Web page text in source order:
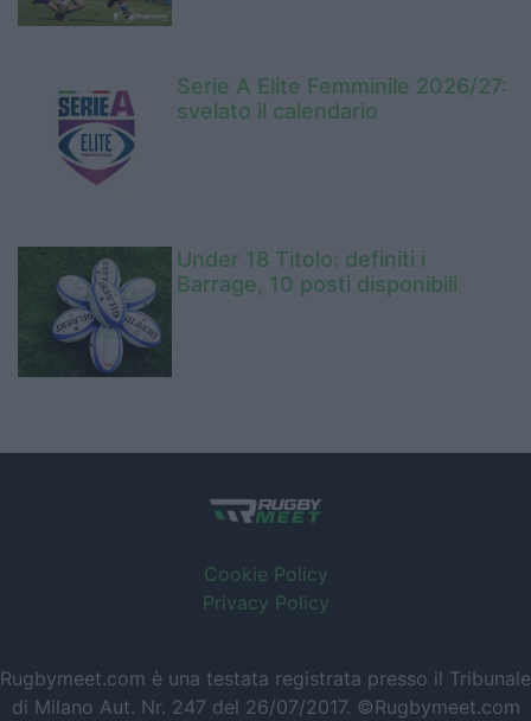
Serie A Elite Femminile 2026/27:
svelato il calendario
Under 18 Titolo: definiti i
Barrage, 10 posti disponibili
Cookie Policy
Privacy Policy
Rugbymeet.com è una testata registrata presso il Tribunale
di Milano Aut. Nr. 247 del 26/07/2017. ©Rugbymeet.com